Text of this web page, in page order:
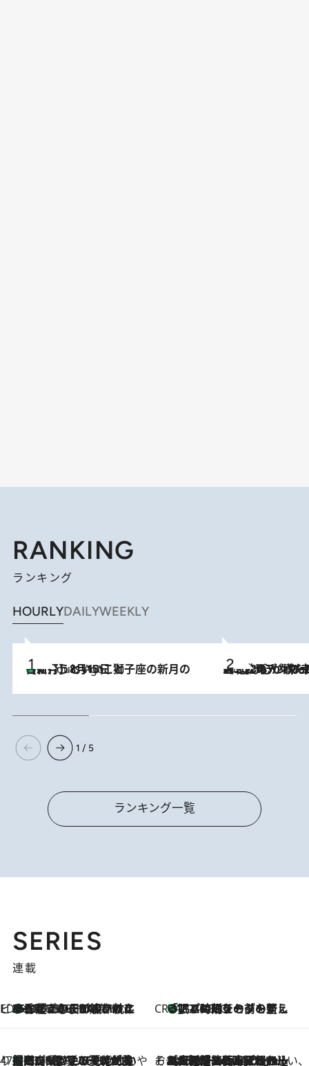
RANKING
ランキング
HOURLYDAILYWEEKLY
4 Hours Ago
【新月】8月13日 獅子座の新月の日に行うといいこと 2026.8.8
《北欧の人々の幸福度が高いのは…》元デンマーク親善大使が出会った“心が満たされる暮らし”「いいかげんにヒュッゲしなさい！」
1 / 5
ランキング一覧
SERIES
連載
ビューティいいもの集め EDITORS' BEST
2026.8.10
35℃超えの日の夜、枕にひと吹き！ BAUMのルームスプレーが、ひのきの香りで心まで解きほぐす CREA'S CHOICE
2026.8.10
「眠る時刻をセットする」——眠りの前を整える、バルミューダの新しいアプローチ
47都道府県の手みやげ ひんやりスイーツで夏を満喫
2026.8.10
【岡山県】この夏絶対食べたい 冷やしておいしいおやつ3選 フルーツが主役のプリンやアイスが勢揃い そおだよおこの関西おいしい、おやつ紀行
2026.8.9
［大阪府箕面市］一皿一皿目の前で仕上げられる、料理を巧みに組み込んだアシェットデセールコース「ミチル アシェット デセール（Michiru assiette dessert）」